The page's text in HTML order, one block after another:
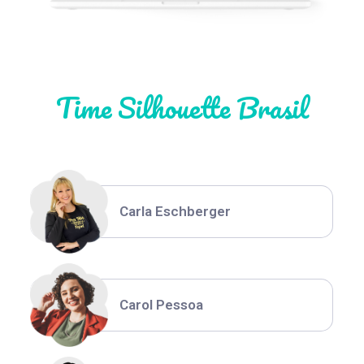
Time Silhouette Brasil
Thiara Ney
Carla Eschberger
Carol Pessoa